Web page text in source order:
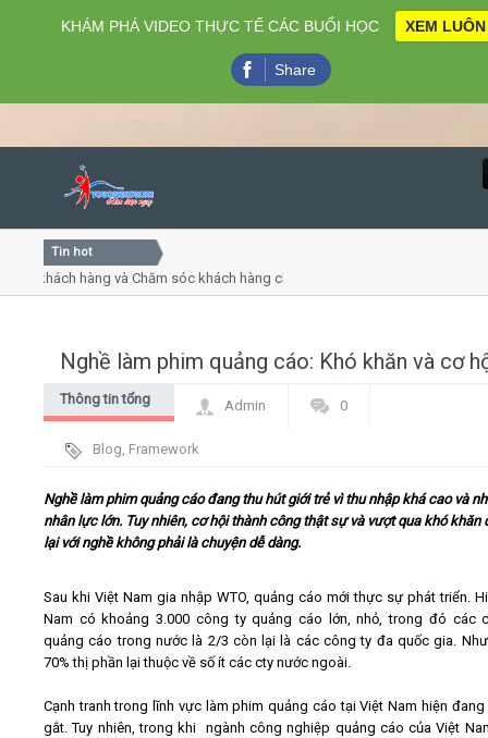
Close
Home
Giới thiệu
Video
Kiến thức
Liên hệ - Đăng ký
Tin hot
hàng và Chăm sóc khách hàng chuyên nghiệp
Nghề làm phim quảng cáo: Khó khăn và cơ
Thông tin tổng
Admin 0
Blog, Framework
Nghề làm phim quảng cáo đang thu hút giới trẻ vì thu nhập khá cao và
nhân lực lớn. Tuy nhiên, cơ hội thành công thật sự và vượt qua khó khăn
lại với nghề không phải là chuyện dễ dàng.
Sau khi Việt Nam gia nhập WTO, quảng cáo mới thực sự phát triển.
Nam có khoảng 3.000 công ty quảng cáo lớn, nhỏ, trong đó các
quảng cáo trong nước là 2/3 còn lại là các công ty đa quốc gia.
70% thị phần lại thuộc về số ít các cty nước ngoài.
Cạnh tranh trong lĩnh vực làm phim quảng cáo tại Việt Nam hiện đang
gắt. Tuy nhiên, trong khi ngành công nghiệp quảng cáo của Việt
KHÁM PHÁ VIDEO THỰC TẾ CÁC BUỔI HỌC XEM LUÔN
Share